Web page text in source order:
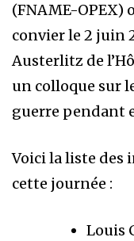
(FNAME-OPEX)
convier le 2 juin
Austerlitz de
un colloque sur
guerre pendant
Voici la liste
cette journée :
Louis